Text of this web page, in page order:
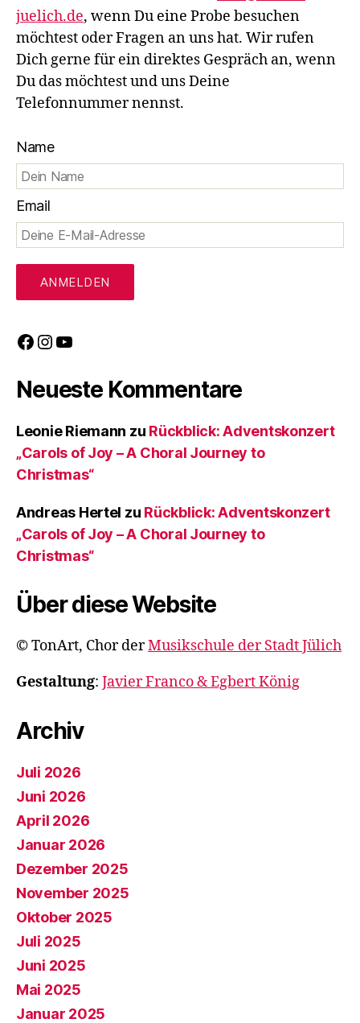
juelich.de, wenn Du eine Probe besuchen
möchtest oder Fragen an uns hat. Wir rufen
Dich gerne für ein direktes Gespräch an, wenn
Du das möchtest und uns Deine
Telefonnummer nennst.
Name
Email
Facebook
Instagram
YouTube
Neueste Kommentare
Leonie Riemann zu Rückblick: Adventskonzert
„Carols of Joy – A Choral Journey to
Christmas“
Andreas Hertel zu Rückblick: Adventskonzert
„Carols of Joy – A Choral Journey to
Christmas“
Über diese Website
© TonArt, Chor derMusikschule der Stadt Jülich
Gestaltung: Javier Franco & Egbert König
Archiv
Juli 2026
Juni 2026
April 2026
Januar 2026
Dezember 2025
November 2025
Oktober 2025
Juli 2025
Juni 2025
Mai 2025
Januar 2025